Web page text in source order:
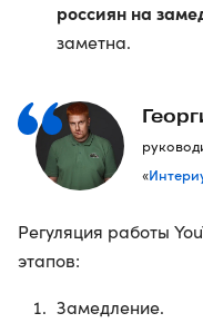
россиян на
заметна.
«
Регуляция работы
этапов:
Замедление.